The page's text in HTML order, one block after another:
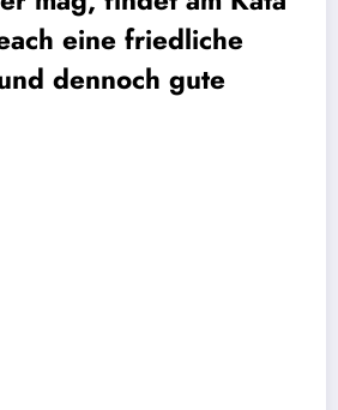
eine friedliche
dennoch gute